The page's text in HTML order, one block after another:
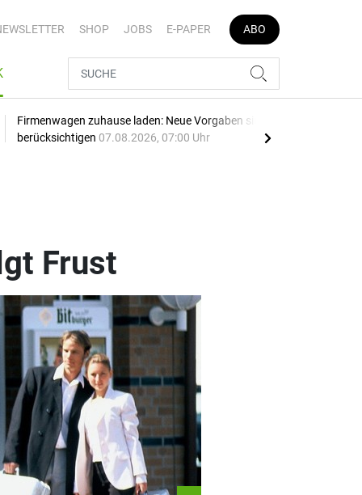
SHOP JOBS E-PAPER ABO
Firmenwagen zuhause laden: Neue Vorgaben sind zu
berücksichtigen 07.08.2026, 07:00 Uhr
Frust